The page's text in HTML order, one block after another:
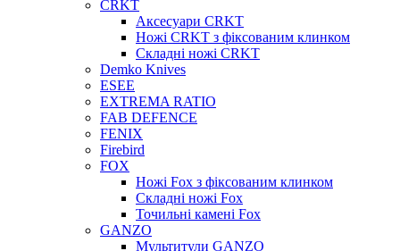
CRKT
Аксесуари CRKT
Ножі CRKT з фіксованим клинком
Складні ножі CRKT
Demko Knives
ESEE
EXTREMA RATIO
FAB DEFENCE
FENIX
Firebird
FOX
Ножі Fox з фіксованим клинком
Складні ножі Fox
Точильні камені Fox
GANZO
Мультитули GANZO